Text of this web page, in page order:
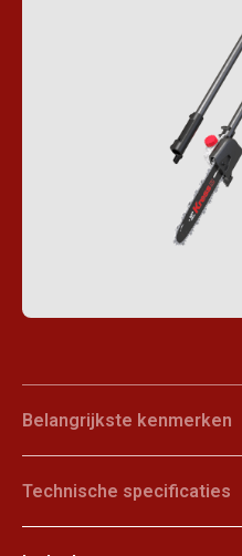
Belangrijkste kenmerken
Technische specificaties